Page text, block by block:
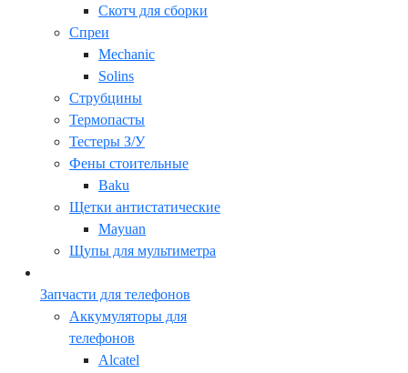
Скотч для сборки
Спреи
Mechanic
Solins
Струбцины
Термопасты
Тестеры З/У
Фены стоительные
Baku
Щетки антистатические
Mayuan
Щупы для мультиметра
Запчасти для телефонов
Аккумуляторы для
телефонов
Alcatel